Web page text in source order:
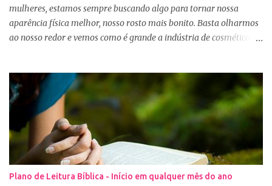
mulheres, estamos sempre buscando algo para tornar nossa
aparência física melhor, nosso rosto mais bonito. Basta olharmos
ao nosso redor e vemos como é grande a indústria de cosméticos e
se maquiar e testam produtos. Não é errado gostar de se cuidar e
buscar conhecimento de como ficar mais bonita e atraente. Eu
também gosto de maquiagem e dicas de beleza, no entanto,
precisamos cuidar primeiramente da nossa beleza interior. A
verdade é que, muitas de nós buscamos de forma desenfreada
ficarmos mais bonitas por fora tentando nos afirmar, e mostrar
que temos algum valor, porque nossos corações estão cheios de
amargura e traumas causados por situações que vivenciamos. O
Plano de Leitura Bíblica - Início em qualquer mês do ano